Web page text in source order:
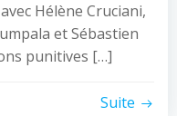
Hélène Cruciani,
et Sébastien
punitives […]
Suite